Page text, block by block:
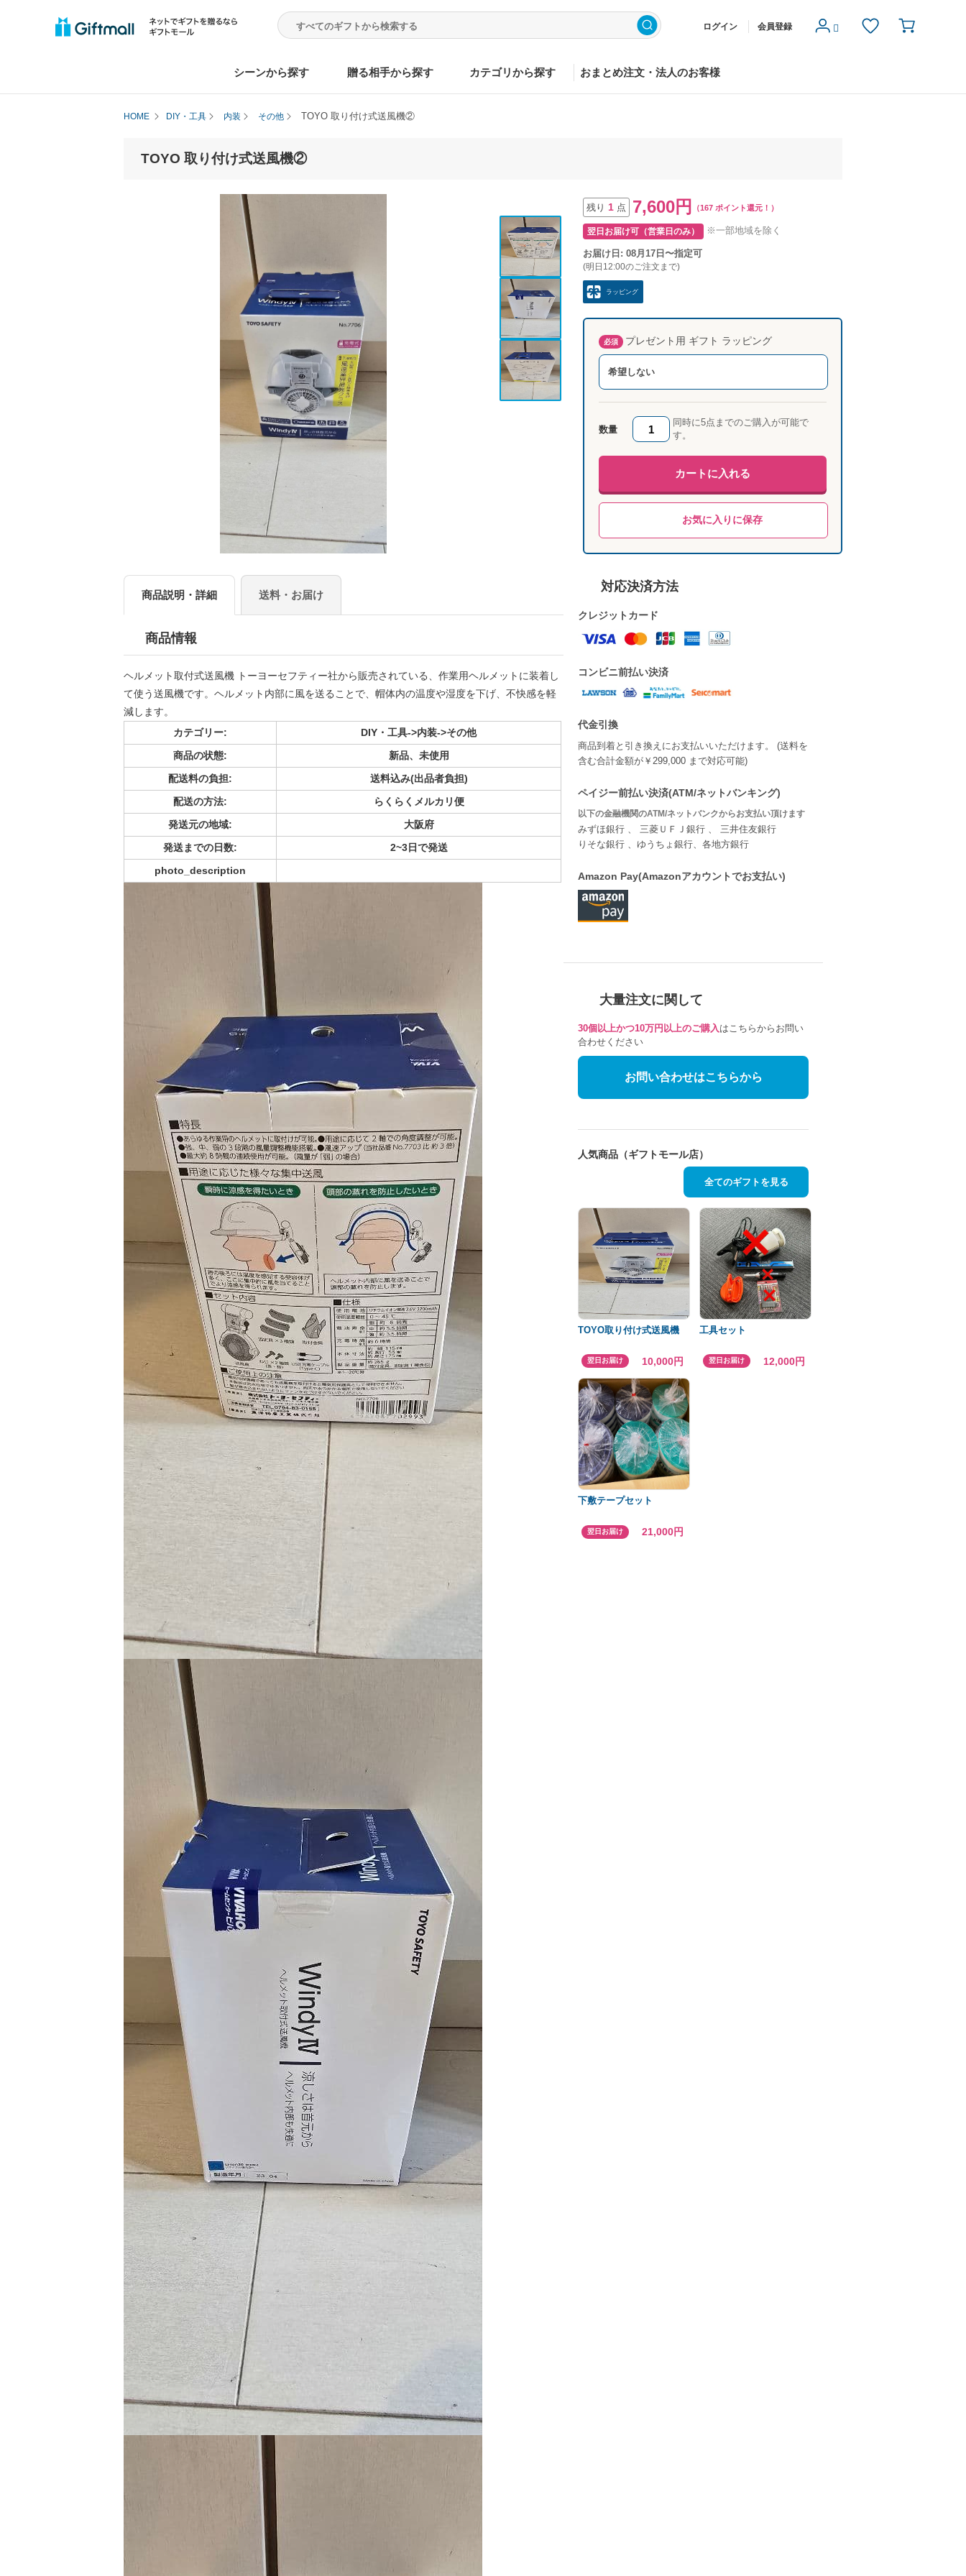
ログイン 会員登録
シーンから探す 贈る相手から探す カテゴリから探す おまとめ注文・法人のお客様
HOME DIY・工具 内装 その他 TOYO 取り付け式送風機②
TOYO 取り付け式送風機②
商品説明・詳細 送料・お届け
商品情報
ヘルメット取付式送風機 トーヨーセフティー社から販売されている、作業用ヘルメットに装着し
て使う送風機です。ヘルメット内部に風を送ることで、帽体内の温度や湿度を下げ、不快感を軽
減します。
カテゴリー:
DIY・工具->内装->その他
商品の状態:
新品、未使用
配送料の負担:
送料込み(出品者負担)
配送の方法:
らくらくメルカリ便
発送元の地域:
大阪府
発送までの日数:
2~3日で発送
photo_description
残り 1 点 7,600円 （167 ポイント還元！）
翌日お届け可（営業日のみ） ※一部地域を除く
お届け日: 08月17日〜指定可
(明日12:00のご注文まで)
ラッピング
必須 プレゼント用 ギフト ラッピング
希望しない
数量
同時に5点までのご購入が可能で
す。
カートに入れる
お気に入りに保存
対応決済方法
クレジットカード
コンビニ前払い決済
代金引換
商品到着と引き換えにお支払いいただけます。 (送料を
含む合計金額が￥299,000 まで対応可能)
ペイジー前払い決済(ATM/ネットバンキング)
以下の金融機関のATM/ネットバンクからお支払い頂けます
みずほ銀行 、 三菱ＵＦＪ銀行 、 三井住友銀行
りそな銀行 、ゆうちょ銀行、各地方銀行
Amazon Pay(Amazonアカウントでお支払い)
大量注文に関して
30個以上かつ10万円以上のご購入 はこちらからお問い
合わせください
お問い合わせはこちらから
人気商品（ギフトモール店）
全てのギフトを見る
TOYO取り付け式送風機
翌日お届け 10,000円
工具セット
翌日お届け 12,000円
下敷テープセット
翌日お届け 21,000円